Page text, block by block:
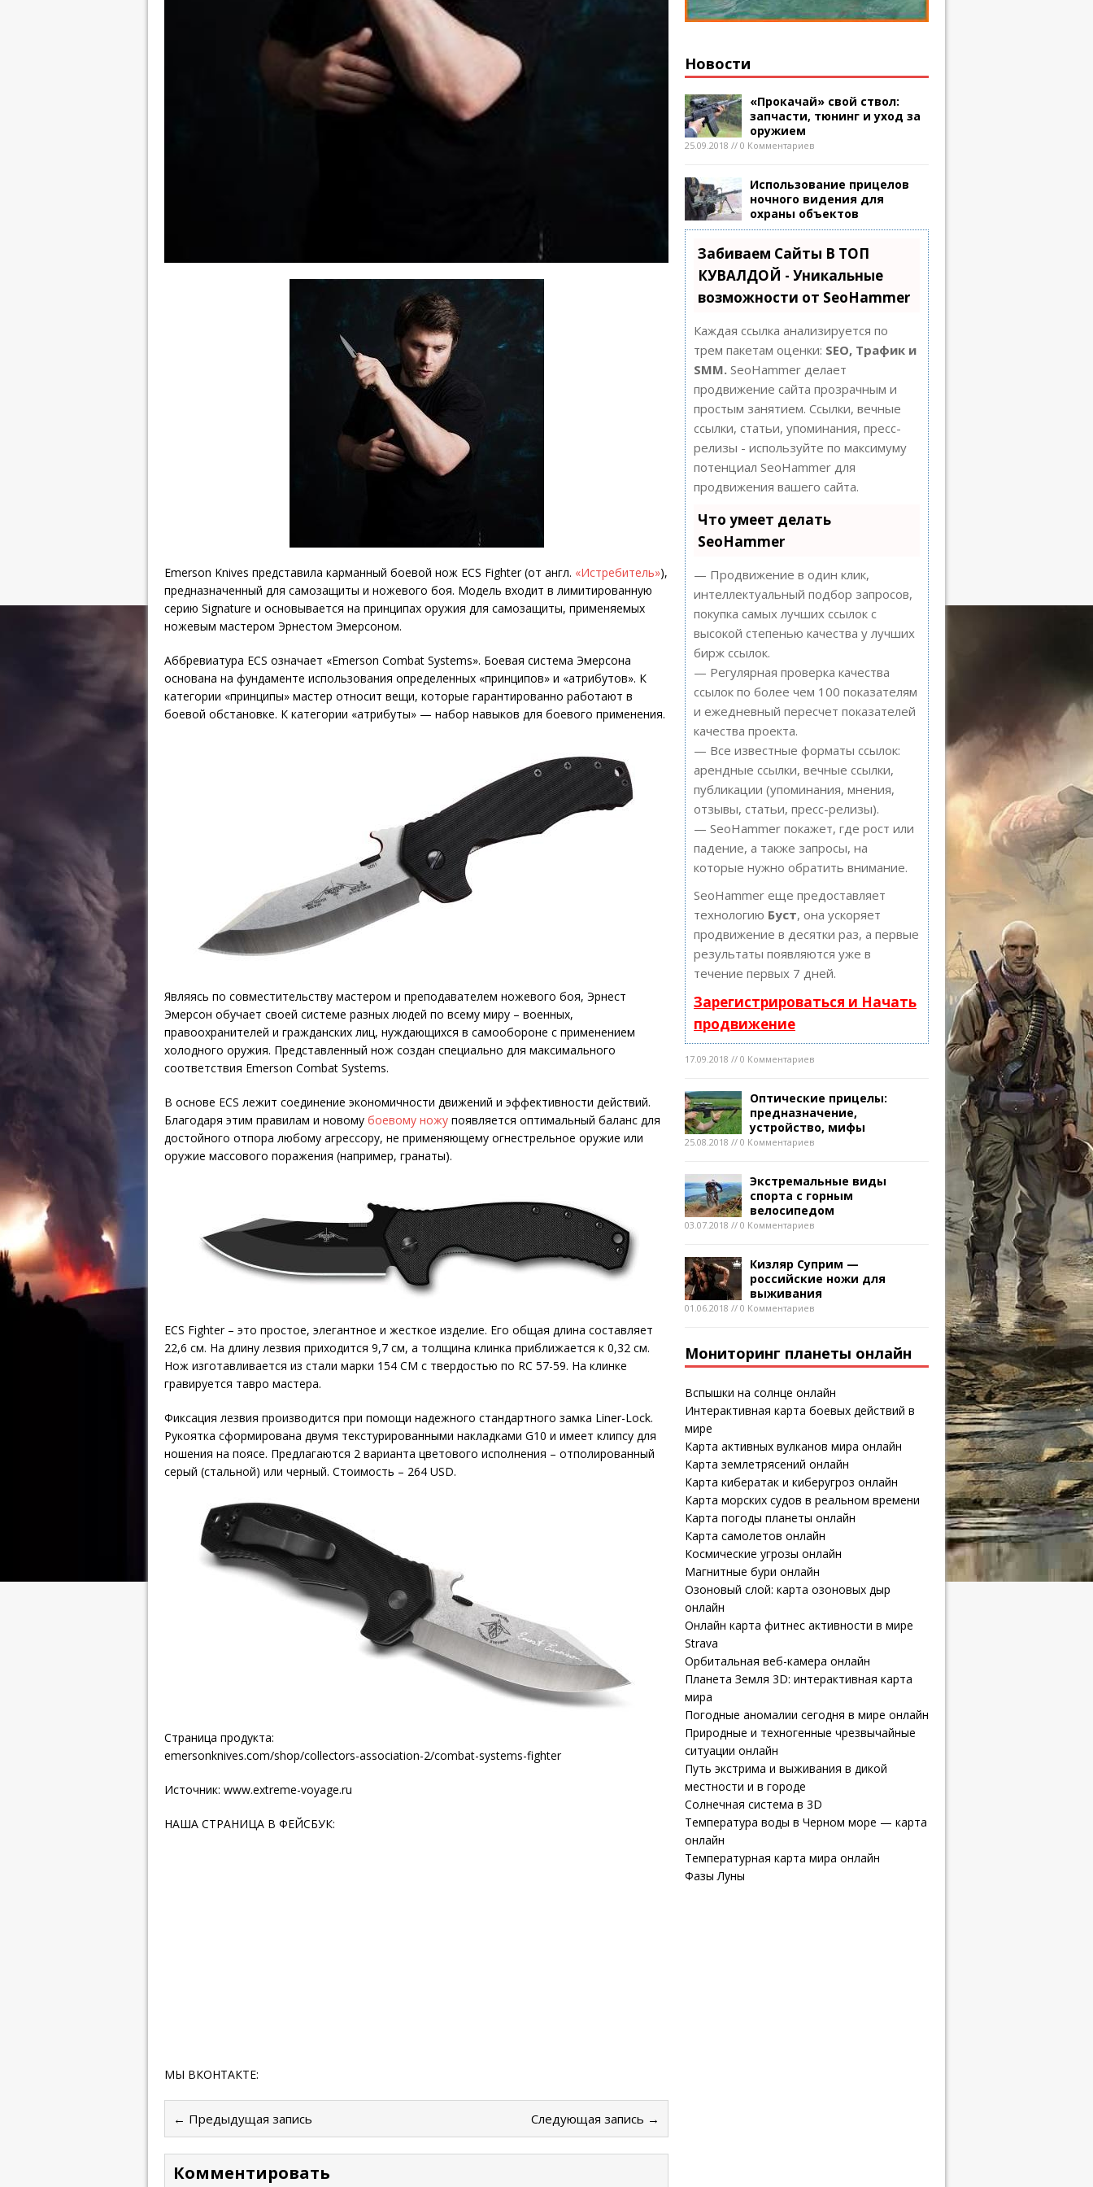
Emerson Knives представила карманный боевой нож ECS Fighter (от англ. «Истребитель»),
предназначенный для самозащиты и ножевого боя. Модель входит в лимитированную
серию Signature и основывается на принципах оружия для самозащиты, применяемых
ножевым мастером Эрнестом Эмерсоном.
Аббревиатура ECS означает «Emerson Combat Systems». Боевая система Эмерсона
основана на фундаменте использования определенных «принципов» и «атрибутов». К
категории «принципы» мастер относит вещи, которые гарантированно работают в
боевой обстановке. К категории «атрибуты» — набор навыков для боевого применения.
Являясь по совместительству мастером и преподавателем ножевого боя, Эрнест
Эмерсон обучает своей системе разных людей по всему миру – военных,
правоохранителей и гражданских лиц, нуждающихся в самообороне с применением
холодного оружия. Представленный нож создан специально для максимального
соответствия Emerson Combat Systems.
В основе ECS лежит соединение экономичности движений и эффективности действий.
Благодаря этим правилам и новому боевому ножу появляется оптимальный баланс для
достойного отпора любому агрессору, не применяющему огнестрельное оружие или
оружие массового поражения (например, гранаты).
ECS Fighter – это простое, элегантное и жесткое изделие. Его общая длина составляет
22,6 см. На длину лезвия приходится 9,7 см, а толщина клинка приближается к 0,32 см.
Нож изготавливается из стали марки 154 CM с твердостью по RC 57-59. На клинке
гравируется тавро мастера.
Фиксация лезвия производится при помощи надежного стандартного замка Liner-Lock.
Рукоятка сформирована двумя текстурированными накладками G10 и имеет клипсу для
ношения на поясе. Предлагаются 2 варианта цветового исполнения – отполированный
серый (стальной) или черный. Стоимость – 264 USD.
Страница продукта:
emersonknives.com/shop/collectors-association-2/combat-systems-fighter
Источник: www.extreme-voyage.ru
НАША СТРАНИЦА В ФЕЙСБУК:
МЫ ВКОНТАКТЕ:
← Предыдущая запись Следующая запись →
Комментировать
Новости
«Прокачай» свой ствол:
запчасти, тюнинг и уход за
оружием
25.09.2018 // 0 Комментариев
Использование прицелов
ночного видения для
охраны объектов
Забиваем Сайты В ТОП
КУВАЛДОЙ - Уникальные
возможности от SeoHammer
Каждая ссылка анализируется по
трем пакетам оценки: SEO, Трафик и
SMM. SeoHammer делает
продвижение сайта прозрачным и
простым занятием. Ссылки, вечные
ссылки, статьи, упоминания, пресс-
релизы - используйте по максимуму
потенциал SeoHammer для
продвижения вашего сайта.
Что умеет делать
SeoHammer
— Продвижение в один клик,
интеллектуальный подбор запросов,
покупка самых лучших ссылок с
высокой степенью качества у лучших
бирж ссылок.
— Регулярная проверка качества
ссылок по более чем 100 показателям
и ежедневный пересчет показателей
качества проекта.
— Все известные форматы ссылок:
арендные ссылки, вечные ссылки,
публикации (упоминания, мнения,
отзывы, статьи, пресс-релизы).
— SeoHammer покажет, где рост или
падение, а также запросы, на
которые нужно обратить внимание.
SeoHammer еще предоставляет
технологию Буст, она ускоряет
продвижение в десятки раз, а первые
результаты появляются уже в
течение первых 7 дней.
Зарегистрироваться и Начать
продвижение
17.09.2018 // 0 Комментариев
Оптические прицелы:
предназначение,
устройство, мифы
25.08.2018 // 0 Комментариев
Экстремальные виды
спорта с горным
велосипедом
03.07.2018 // 0 Комментариев
Кизляр Суприм —
российские ножи для
выживания
01.06.2018 // 0 Комментариев
Мониторинг планеты онлайн
Вспышки на солнце онлайн
Интерактивная карта боевых действий в
мире
Карта активных вулканов мира онлайн
Карта землетрясений онлайн
Карта кибератак и киберугроз онлайн
Карта морских судов в реальном времени
Карта погоды планеты онлайн
Карта самолетов онлайн
Космические угрозы онлайн
Магнитные бури онлайн
Озоновый слой: карта озоновых дыр
онлайн
Онлайн карта фитнес активности в мире
Strava
Орбитальная веб-камера онлайн
Планета Земля 3D: интерактивная карта
мира
Погодные аномалии сегодня в мире онлайн
Природные и техногенные чрезвычайные
ситуации онлайн
Путь экстрима и выживания в дикой
местности и в городе
Солнечная система в 3D
Температура воды в Черном море — карта
онлайн
Температурная карта мира онлайн
Фазы Луны